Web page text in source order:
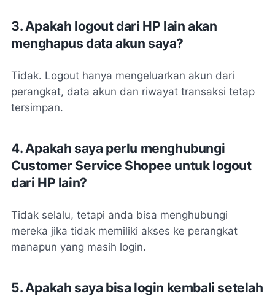
3. Apakah logout dari HP lain akan
menghapus data akun saya?
Tidak. Logout hanya mengeluarkan akun dari
perangkat, data akun dan riwayat transaksi tetap
tersimpan.
4. Apakah saya perlu menghubungi
Customer Service Shopee untuk logout
dari HP lain?
Tidak selalu, tetapi anda bisa menghubungi
mereka jika tidak memiliki akses ke perangkat
manapun yang masih login.
5. Apakah saya bisa login kembali setelah